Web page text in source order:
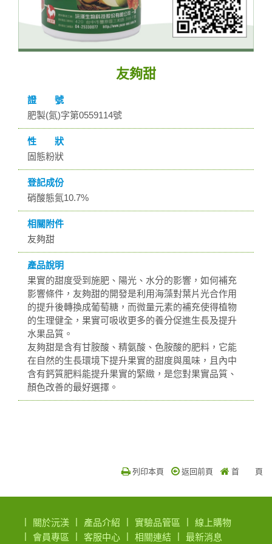
友夠甜
證 號
肥製(氮)字第0559114號
性 狀
固態粉狀
登記成份
硝酸態氮10.7%
相關附件
友夠甜
產品說明
果實的甜度受到施肥、陽光、水分的影響，如何補充
影響條件，友夠甜的開發是利用海藻對葉片光合作用
的提升後轉換成葡萄糖，而微量元素的補充使得植物
的生理健全，果實可吸收更多的養分促進生長及提升
水果品質。
友夠甜是含有甘胺酸、精氨酸、色胺酸的肥料，它能
在自然的生長環境下提升果實的甜度與風味，且內中
含有鈣質肥料能提升果實的緊緻，是您對果實品質、
顏色改善的最好選擇。
列印本頁 返回前頁 首 頁
關於沅渼 產品介紹 實驗品管區
線上購物
會員專區
客服中心 相關連結 最新消息